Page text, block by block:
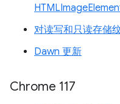
对读写和只读存储
Dawn 更新
Chrome 117